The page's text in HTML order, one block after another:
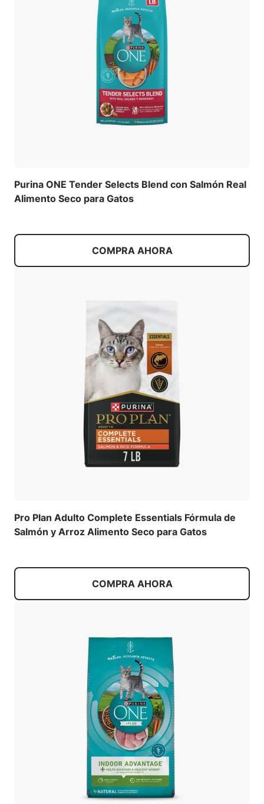
Purina ONE Tender Selects Blend con Salmón Real
Alimento Seco para Gatos
COMPRA AHORA
Pro Plan Adulto Complete Essentials Fórmula de
Salmón y Arroz Alimento Seco para Gatos
COMPRA AHORA